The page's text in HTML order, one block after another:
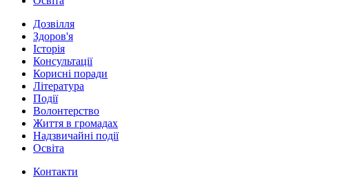
Дозвілля
Здоров'я
Історія
Консультації
Корисні поради
Література
Події
Волонтерство
Життя в громадах
Надзвичайні події
Освіта
Контакти